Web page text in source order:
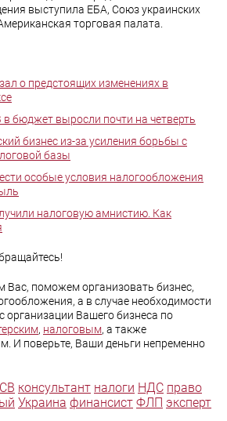
выступила ЕБА, Союз украинских
торговая палата.
о предстоящих изменениях в
бюджет выросли почти на четверть
бизнес из-за усиления борьбы с
базы
особые условия налогообложения
налоговую амнистию. Как
Вас, поможем организовать бизнес,
а в случае необходимости
организации Вашего бизнеса по
, налоговым, а также
И поверьте, Ваши деньги непременно
консультант налоги НДС право
Украина финансист ФЛП эксперт